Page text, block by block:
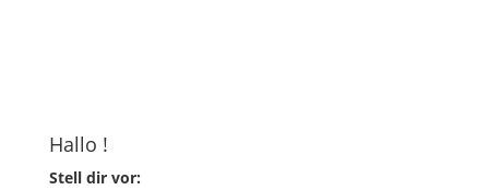
Hallo !
Stell dir vor: